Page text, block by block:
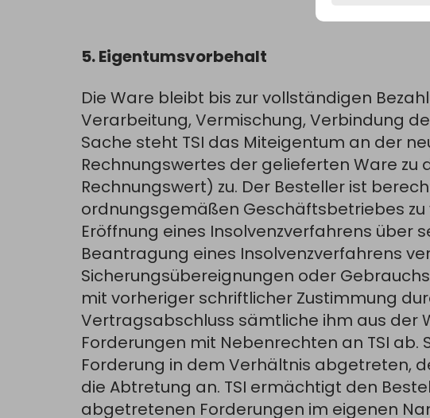
5. Eigentumsvorbehalt
Die Ware bleibt bis zur vollständigen
Verarbeitung, Vermischung, Verbindung
Sache steht TSI das Miteigentum an der
Rechnungswertes der gelieferten Ware
Rechnungswert) zu. Der Besteller ist
ordnungsgemäßen Geschäftsbetriebes
Eröffnung eines Insolvenzverfahrens über
Beantragung eines Insol­venzverfahrens
Sicherungsübereignungen oder
mit vorheriger schriftlicher Zustimmung
Vertragsabschluss sämtliche ihm aus der
Forderungen mit Nebenrechten an TSI ab.
Forderung in dem Verhältnis abgetreten,
die Abtretung an. TSI ermächtigt den
abgetretenen Forderungen im eigenen